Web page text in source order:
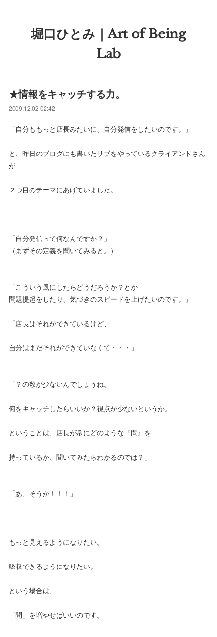
堀口ひとみ｜Art of Being
Lab
★情報をキャッチする力。
2009.12.02 02:42
「自分ももっと店長みたいに、自分発信をしたいのです。」
と、昨日のブログにも書いたサブをやっているクライアントさん
が
２つ目のテーマにあげていました。
「自分発信って何なんですか？」
（まずその定義を聞いてみると。）
「こういう風にしたらどうだろうか？とか
問題提起をしたり、気づきのスピードを上げたいのです。」
「店長はそれができているけど、
自分はまだそれができていなくて・・・」
「？の数が少ないんでしょうね。
何をキャッチしたらいいか？視点が少ないというか。
ということは、店長が常にどのような『問』を
持っているか、聞いてみたらわかるのでは？」
「あ、そうか！！！」
もっと見えるようになりたい。
吸収できるようになりたい。
という場合は、
「問」を増やせばいいのです。